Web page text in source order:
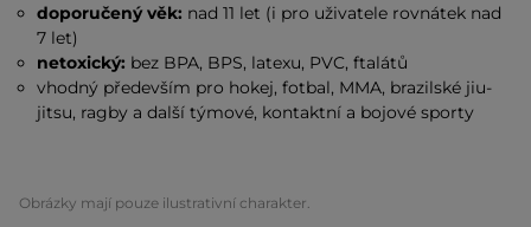
doporučený věk: nad 11 let (i pro uživatele rovnátek nad
7 let)
netoxický: bez BPA, BPS, latexu, PVC, ftalátů
vhodný především pro hokej, fotbal, MMA, brazilské jiu-
jitsu, ragby a další týmové, kontaktní a bojové sporty
Obrázky mají pouze ilustrativní charakter.